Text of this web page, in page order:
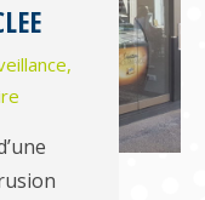
,